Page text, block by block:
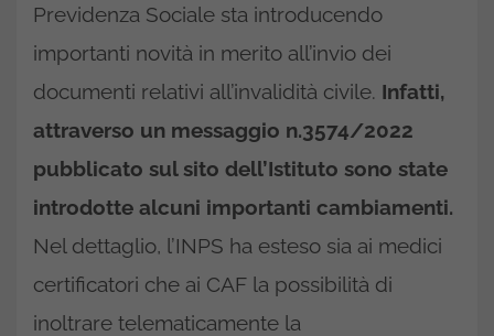
Previdenza Sociale sta introducendo
importanti novità in merito all’invio dei
documenti relativi all’invalidità civile. Infatti,
attraverso un messaggio n.3574/2022
pubblicato sul sito dell’Istituto sono state
introdotte alcuni importanti cambiamenti.
Nel dettaglio, l’INPS ha esteso sia ai medici
certificatori che ai CAF la possibilità di
inoltrare telematicamente la